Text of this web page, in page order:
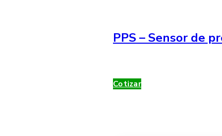
PPS – Sensor de
Cotizar